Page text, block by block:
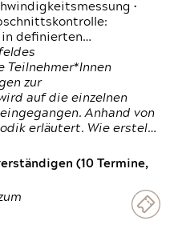
•
in definierten…
Teilnehmer*Innen
zur
auf die einzelnen
Anhand von
erläutert. Wie erstel…
(10 Termine,